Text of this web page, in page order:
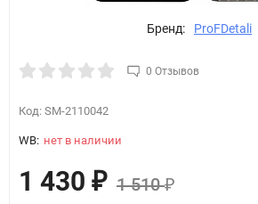
Бренд: ProFDetali
0 Отзывов
Код: SM-2110042
WB: нет в наличии
1 430 ₽ 1 510₽